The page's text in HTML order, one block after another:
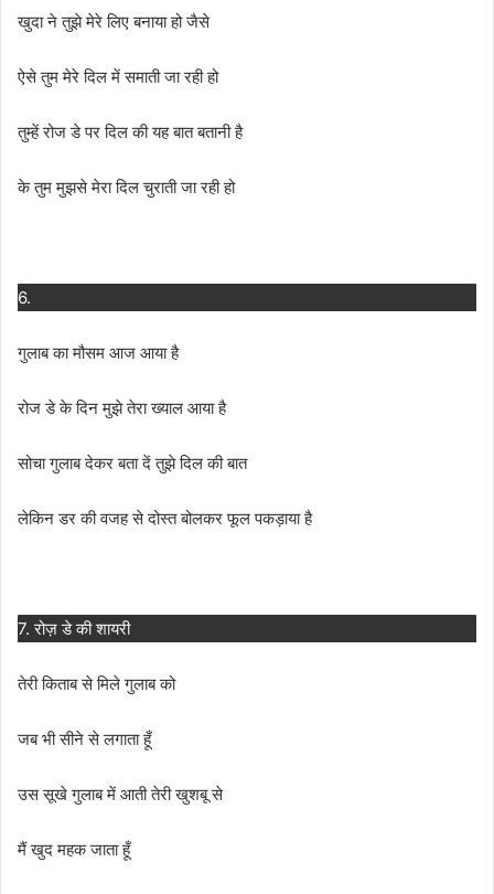
खुदा ने तुझे मेरे लिए बनाया हो जैसे
ऐसे तुम मेरे दिल में समाती जा रही हो
तुम्हें रोज डे पर दिल की यह बात बतानी है
के तुम मुझसे मेरा दिल चुराती जा रही हो
6.
गुलाब का मौसम आज आया है
रोज डे के दिन मुझे तेरा ख्याल आया है
सोचा गुलाब देकर बता दें तुझे दिल की बात
लेकिन डर की वजह से दोस्त बोलकर फूल पकड़ाया है
7. रोज़ डे की शायरी
तेरी किताब से मिले गुलाब को
जब भी सीने से लगाता हूँ
उस सूखे गुलाब में आती तेरी खुशबू से
मैं खुद महक जाता हूँ